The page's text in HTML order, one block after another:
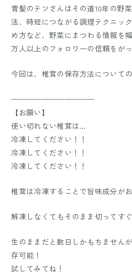
青髪のテツさんはその道10年の野
法、時短につながる調理テクニッ
め方など、野菜にまつわる情報を
万人以上のフォロワーの信頼をが
今回は、椎茸の保存方法についての
———————————
【お願い】
使い切れない椎茸は…
冷凍してください！！
冷凍してください！！
冷凍してください！！
椎茸は冷凍することで旨味成分が
解凍しなくてもそのまま切ってす
生のままだと数日しかもちません
存可能！
試してみてね！